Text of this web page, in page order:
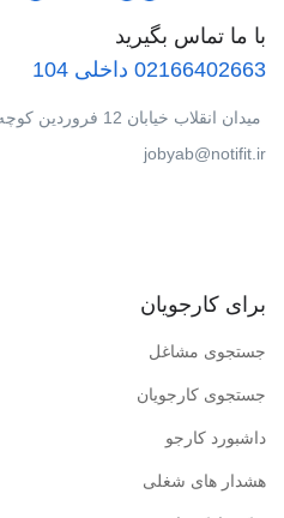
با ما تماس بگیرید
02166402663 داخلی 104
jobyab@notifit.ir
برای کارجویان
جستجوی مشاغل
جستجوی کارجویان
داشبورد کارجو
هشدار های شغلی